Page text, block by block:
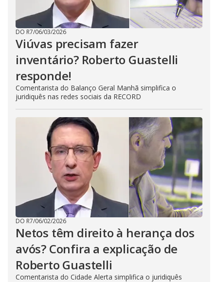
DO R7/06/03/2026
Viúvas precisam fazer
inventário? Roberto Guastelli
responde!
Comentarista do Balanço Geral Manhã simplifica o
juridiquês nas redes sociais da RECORD
DO R7/06/02/2026
Netos têm direito à herança dos
avós? Confira a explicação de
Roberto Guastelli
Comentarista do Cidade Alerta simplifica o juridiquês